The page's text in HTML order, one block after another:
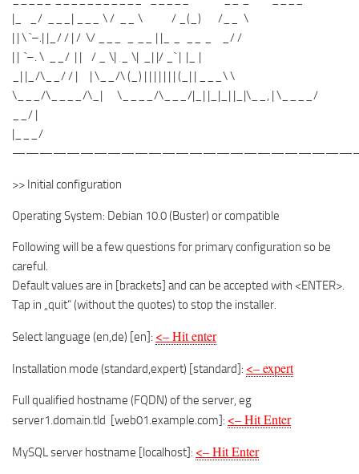
|_ _/ ___| ___ \ / __ \ / _(_) /__ \
| | \ `–.| |_/ / | / \/ ___ _ __ | |_ _ __ _ _/ /
| | `–. \ __/ | | / _ \| ‚_ \| _| |/ _` | |_ |
_| |_/\__/ / | | \__/\ (_) | | | | | | | (_| | ___\ \
\___/\____/\_| \____/\___/|_| |_|_| |_|\__, | \____/
__/ |
|___/
>> Initial configuration
Operating System: Debian 10.0 (Buster) or compatible
Following will be a few questions for primary configuration so be
careful.
Default values are in [brackets] and can be accepted with <ENTER>.
Tap in „quit“ (without the quotes) to stop the installer.
Select language (en,de) [en]: <– Hit enter
Installation mode (standard,expert) [standard]: <– expert
Full qualified hostname (FQDN) of the server, eg
server1.domain.tld [web01.example.com]: <– Hit Enter
MySQL server hostname [localhost]: <– Hit Enter